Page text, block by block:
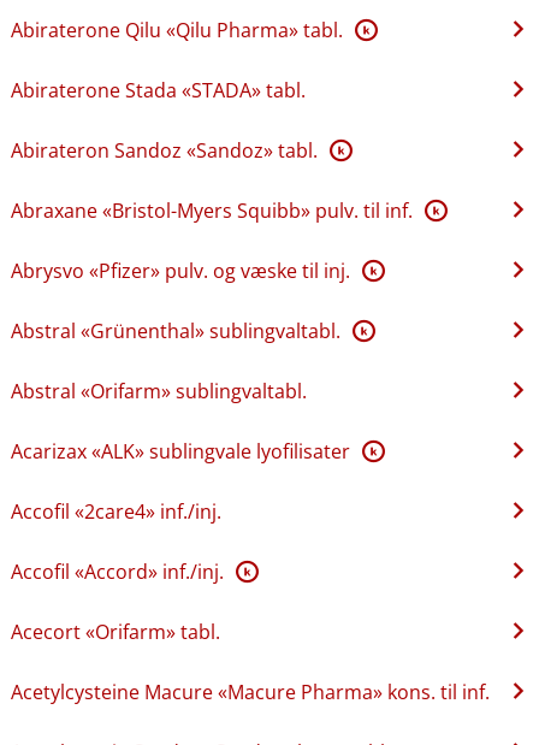
Abiraterone Qilu «Qilu Pharma» tabl. K
Abiraterone Stada «STADA» tabl.
Abirateron Sandoz «Sandoz» tabl. K
Abraxane «Bristol-Myers Squibb» pulv. til inf. K
Abrysvo «Pfizer» pulv. og væske til inj. K
Abstral «Grünenthal» sublingvaltabl. K
Abstral «Orifarm» sublingvaltabl.
Acarizax «ALK» sublingvale lyofilisater K
Accofil «2care4» inf.​/​inj.
Accofil «Accord» inf.​/​inj. K
Acecort «Orifarm» tabl.
Acetylcysteine Macure «Macure Pharma» kons. til inf.